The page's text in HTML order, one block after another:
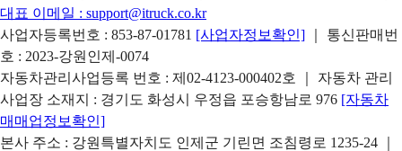
대표 이메일 : support@itruck.co.kr
사업자등록번호 : 853-87-01781 [사업자정보확인]
｜ 통신판매번
호 : 2023-강원인제-0074
자동차관리사업등록 번호 : 제02-4123-000402호 ｜ 자동차 관리
사업장 소재지 : 경기도 화성시 우정읍 포승항남로 976 [자동차
매매업정보확인]
본사 주소 : 강원특별자치도 인제군 기린면 조침령로 1235-24 ｜